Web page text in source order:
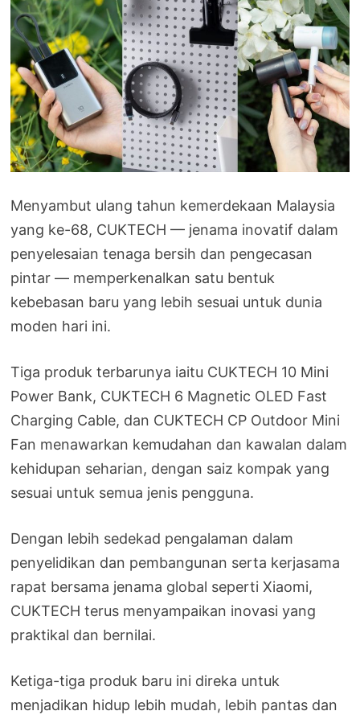
Menyambut ulang tahun kemerdekaan Malaysia
yang ke-68, CUKTECH — jenama inovatif dalam
penyelesaian tenaga bersih dan pengecasan
pintar — memperkenalkan satu bentuk
kebebasan baru yang lebih sesuai untuk dunia
moden hari ini.
Tiga produk terbarunya iaitu CUKTECH 10 Mini
Power Bank, CUKTECH 6 Magnetic OLED Fast
Charging Cable, dan CUKTECH CP Outdoor Mini
Fan menawarkan kemudahan dan kawalan dalam
kehidupan seharian, dengan saiz kompak yang
sesuai untuk semua jenis pengguna.
Dengan lebih sedekad pengalaman dalam
penyelidikan dan pembangunan serta kerjasama
rapat bersama jenama global seperti Xiaomi,
CUKTECH terus menyampaikan inovasi yang
praktikal dan bernilai.
Ketiga-tiga produk baru ini direka untuk
menjadikan hidup lebih mudah, lebih pantas dan